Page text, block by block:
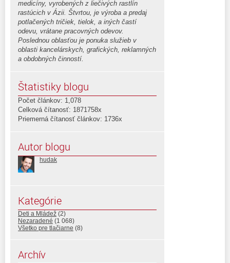
medicíny, vyrobených z liečivých rastlín
rastúcich v Ázii. Štvrtou, je výroba a predaj
potlačených tričiek, tielok, a iných častí
odevu, vrátane pracovných odevov.
Poslednou oblasťou je ponuka služieb v
oblasti kancelárskych, grafických, reklamných
a obdobných činností.
Štatistiky blogu
Počet článkov: 1,078
Celková čítanosť: 1871758x
Priemerná čítanosť článkov: 1736x
Autor blogu
hudak
Kategórie
Deti a Mládež (2)
Nezaradené (1 068)
Všetko pre tlačiarne (8)
Archív